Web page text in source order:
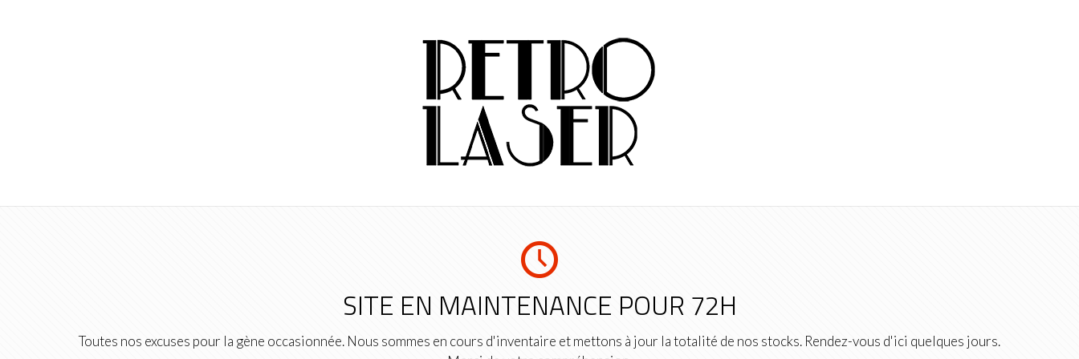
SITE EN MAINTENANCE POUR 72H
Toutes nos excuses pour la gène occasionnée. Nous sommes en cours d'inventaire et mettons à jour la totalité de nos stocks. Rendez-vous d'ici quelques jours.